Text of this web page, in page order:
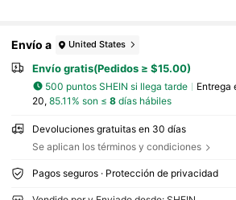
Envío a United States
Envío gratis(Pedidos ≥ $15.00)
500 puntos SHEIN si llega tarde Entrega
20, 85.11% son ≤ 8días hábiles
Devoluciones gratuitas en 30 días
Se aplican los términos y condiciones
Pagos seguros · Protección de privacidad